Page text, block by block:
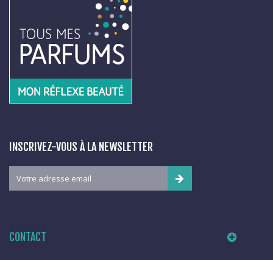
INSCRIVEZ-VOUS À LA NEWSLETTER
CONTACT